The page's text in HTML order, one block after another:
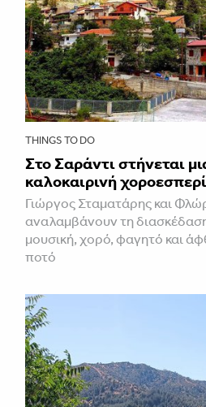
THINGS TO DO
Στο Σαράντι στήνεται
καλοκαιρινή
Γιώργος Σταματάρης και
αναλαμβάνουν τη
μουσική, χορό, φαγητό και
ποτό